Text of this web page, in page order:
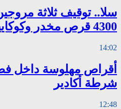
سلا.. توقيف ثلاثة
4300 قرص مخدر وكوكايين وإكستازي
14:02
أقراص مهلوسة داخل
شرطة أكادير
12:48